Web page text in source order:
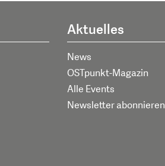
Aktuelles
News
OSTpunkt-Magazin
Alle Events
Newsletter abonnieren